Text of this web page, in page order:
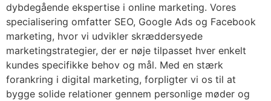
dybdegående ekspertise i online marketing. Vores
specialisering omfatter SEO, Google Ads og Facebook
marketing, hvor vi udvikler skræddersyede
marketingstrategier, der er nøje tilpasset hver enkelt
kundes specifikke behov og mål. Med en stærk
forankring i digital marketing, forpligter vi os til at
bygge solide relationer gennem personlige møder og